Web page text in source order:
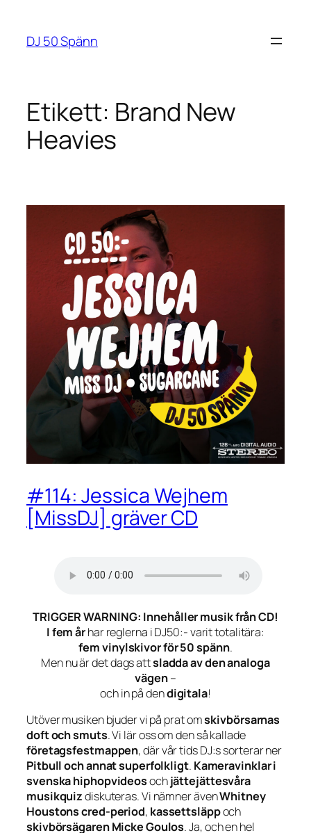
innehåll
DJ 50 Spänn
Etikett: Brand New
Heavies
#114: Jessica Wejhem
[MissDJ] gräver CD
TRIGGER WARNING: Innehåller musik från CD!
I fem århar reglerna i DJ50:- varit totalitära:
fem vinylskivor för 50 spänn.
Men nu är det dags attsladda av den analoga
vägen–
och in på dendigitala!
Utöver musiken bjuder vi på prat omskivbörsarnas
doft och smuts. Vi lär oss om den så kallade
företagsfestmappen, där vår tids DJ:s sorterar ner
Pitbull och annat superfolkligt. Kameravinklar i
svenska hiphopvideosochjättejättesvåra
musikquizdiskuteras. Vi nämner ävenWhitney
Houstons cred-period, kassettsläppoch
skivbörsägaren Micke Goulos. Ja, och en hel